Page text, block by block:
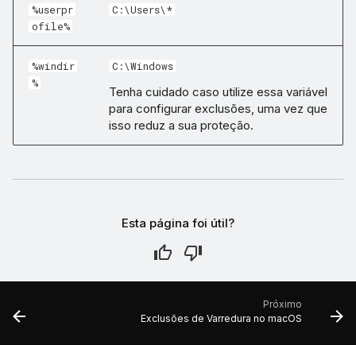
%userpr
ofile%
C:\Users\*
%windir
%
C:\Windows
Tenha cuidado caso utilize essa variável
para configurar exclusões, uma vez que
isso reduz a sua proteção.
Esta página foi útil?
Próximo
Exclusões de Varredura no macOS